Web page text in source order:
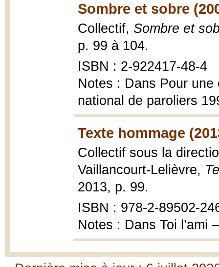
Sombre et sobre
Collectif, Sombre et
p. 99 à 104.
ISBN : 2-922417-48-4
Notes : Dans Pour
national de paroliers
Texte hommage
Collectif sous la
Vaillancourt-Lelièvre,
2013, p. 99.
ISBN : 978-2-89502-
Notes : Dans Toi l’ami